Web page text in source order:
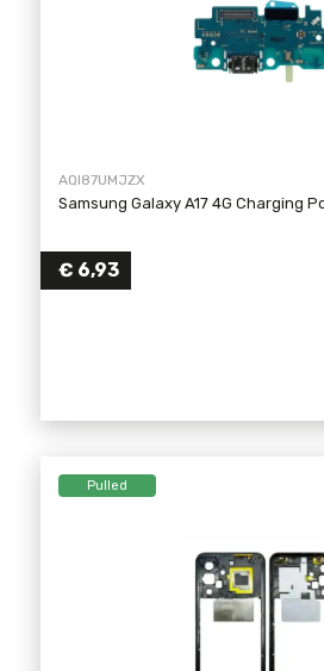
AQI87UMJZX
Samsung Galaxy A17 4G Charging
€ 6,93
Pulled